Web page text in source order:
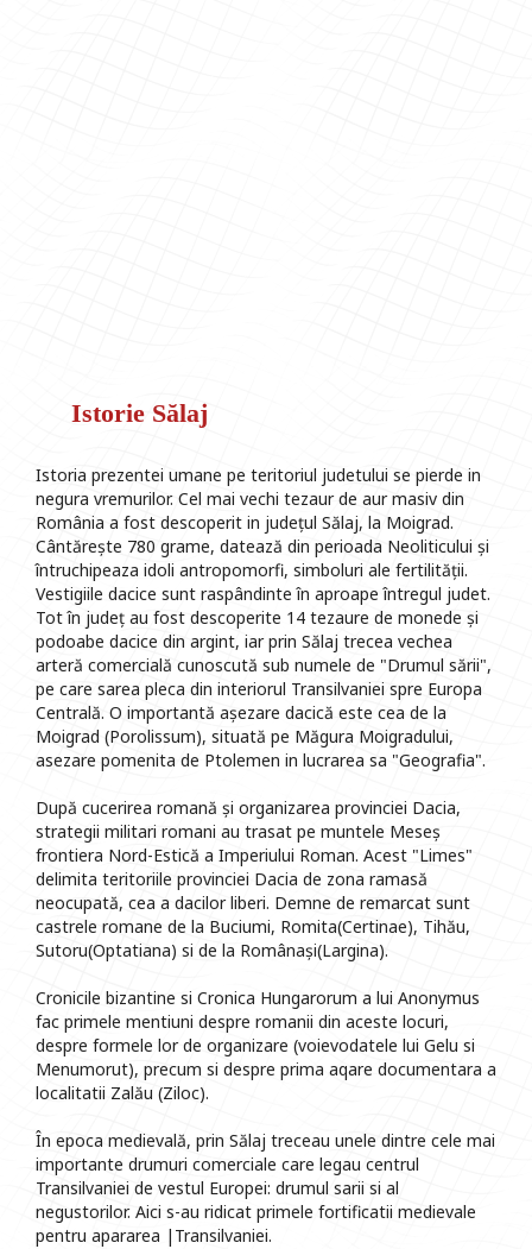
Istorie Sălaj
Istoria prezentei umane pe teritoriul judetului se pierde in
negura vremurilor. Cel mai vechi tezaur de aur masiv din
România a fost descoperit in județul Sălaj, la Moigrad.
Cântărește 780 grame, datează din perioada Neoliticului și
întruchipeaza idoli antropomorfi, simboluri ale fertilității.
Vestigiile dacice sunt raspândinte în aproape întregul judet.
Tot în județ au fost descoperite 14 tezaure de monede și
podoabe dacice din argint, iar prin Sălaj trecea vechea
arteră comercială cunoscută sub numele de "Drumul sării",
pe care sarea pleca din interiorul Transilvaniei spre Europa
Centrală. O importantă așezare dacică este cea de la
Moigrad (Porolissum), situată pe Măgura Moigradului,
asezare pomenita de Ptolemen in lucrarea sa "Geografia".
După cucerirea romană și organizarea provinciei Dacia,
strategii militari romani au trasat pe muntele Meseș
frontiera Nord-Estică a Imperiului Roman. Acest "Limes"
delimita teritoriile provinciei Dacia de zona ramasă
neocupată, cea a dacilor liberi. Demne de remarcat sunt
castrele romane de la Buciumi, Romita(Certinae), Tihău,
Sutoru(Optatiana) si de la Românași(Largina).
Cronicile bizantine si Cronica Hungarorum a lui Anonymus
fac primele mentiuni despre romanii din aceste locuri,
despre formele lor de organizare (voievodatele lui Gelu si
Menumorut), precum si despre prima aqare documentara a
localitatii Zalău (Ziloc).
În epoca medievală, prin Sălaj treceau unele dintre cele mai
importante drumuri comerciale care legau centrul
Transilvaniei de vestul Europei: drumul sarii si al
negustorilor. Aici s-au ridicat primele fortificatii medievale
pentru apararea |Transilvaniei.